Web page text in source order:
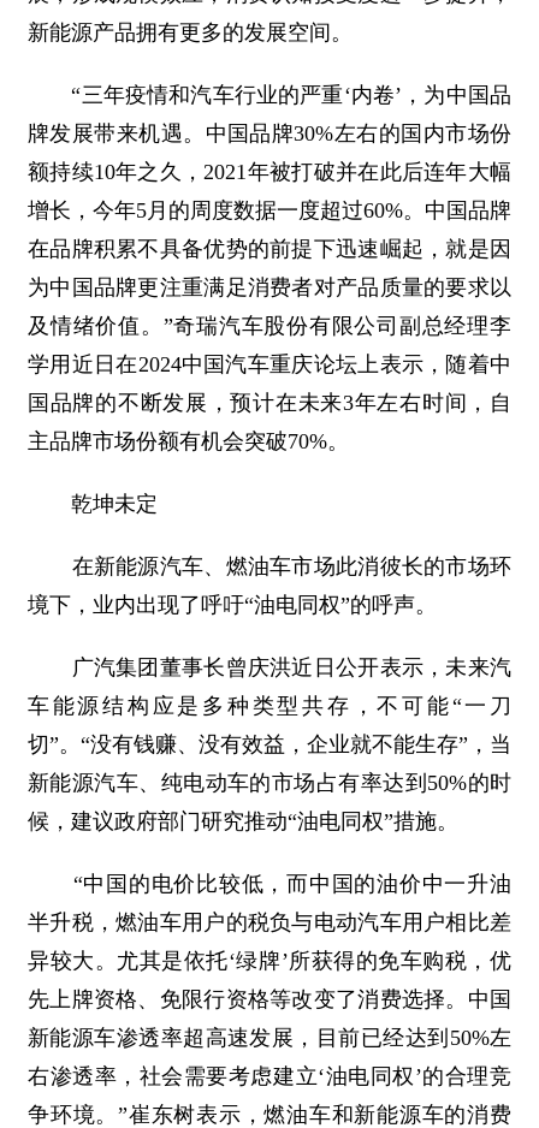
新能源产品拥有更多的发展空间。
“三年疫情和汽车行业的严重‘内卷’，为中国品
牌发展带来机遇。中国品牌30%左右的国内市场份
额持续10年之久，2021年被打破并在此后连年大幅
增长，今年5月的周度数据一度超过60%。中国品牌
在品牌积累不具备优势的前提下迅速崛起，就是因
为中国品牌更注重满足消费者对产品质量的要求以
及情绪价值。”奇瑞汽车股份有限公司副总经理李
学用近日在2024中国汽车重庆论坛上表示，随着中
国品牌的不断发展，预计在未来3年左右时间，自
主品牌市场份额有机会突破70%。
乾坤未定
在新能源汽车、燃油车市场此消彼长的市场环
境下，业内出现了呼吁“油电同权”的呼声。
广汽集团董事长曾庆洪近日公开表示，未来汽
车能源结构应是多种类型共存，不可能“一刀
切”。“没有钱赚、没有效益，企业就不能生存”，当
新能源汽车、纯电动车的市场占有率达到50%的时
候，建议政府部门研究推动“油电同权”措施。
“中国的电价比较低，而中国的油价中一升油
半升税，燃油车用户的税负与电动汽车用户相比差
异较大。尤其是依托‘绿牌’所获得的免车购税，优
先上牌资格、免限行资格等改变了消费选择。中国
新能源车渗透率超高速发展，目前已经达到50%左
右渗透率，社会需要考虑建立‘油电同权’的合理竞
争环境。”崔东树表示，燃油车和新能源车的消费